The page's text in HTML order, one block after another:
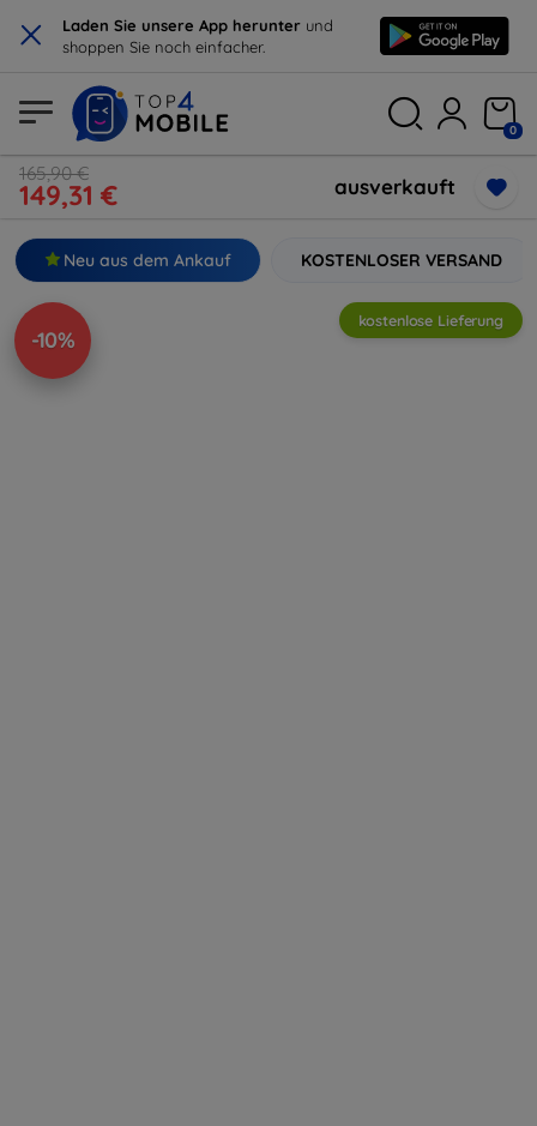
× Laden Sie unsere App herunter und
shoppen Sie noch einfacher.
0
165,90 €
149,31 € ausverkauft
Neu aus dem Ankauf KOSTENLOSER VERSAND
-10%
kostenlose Lieferung